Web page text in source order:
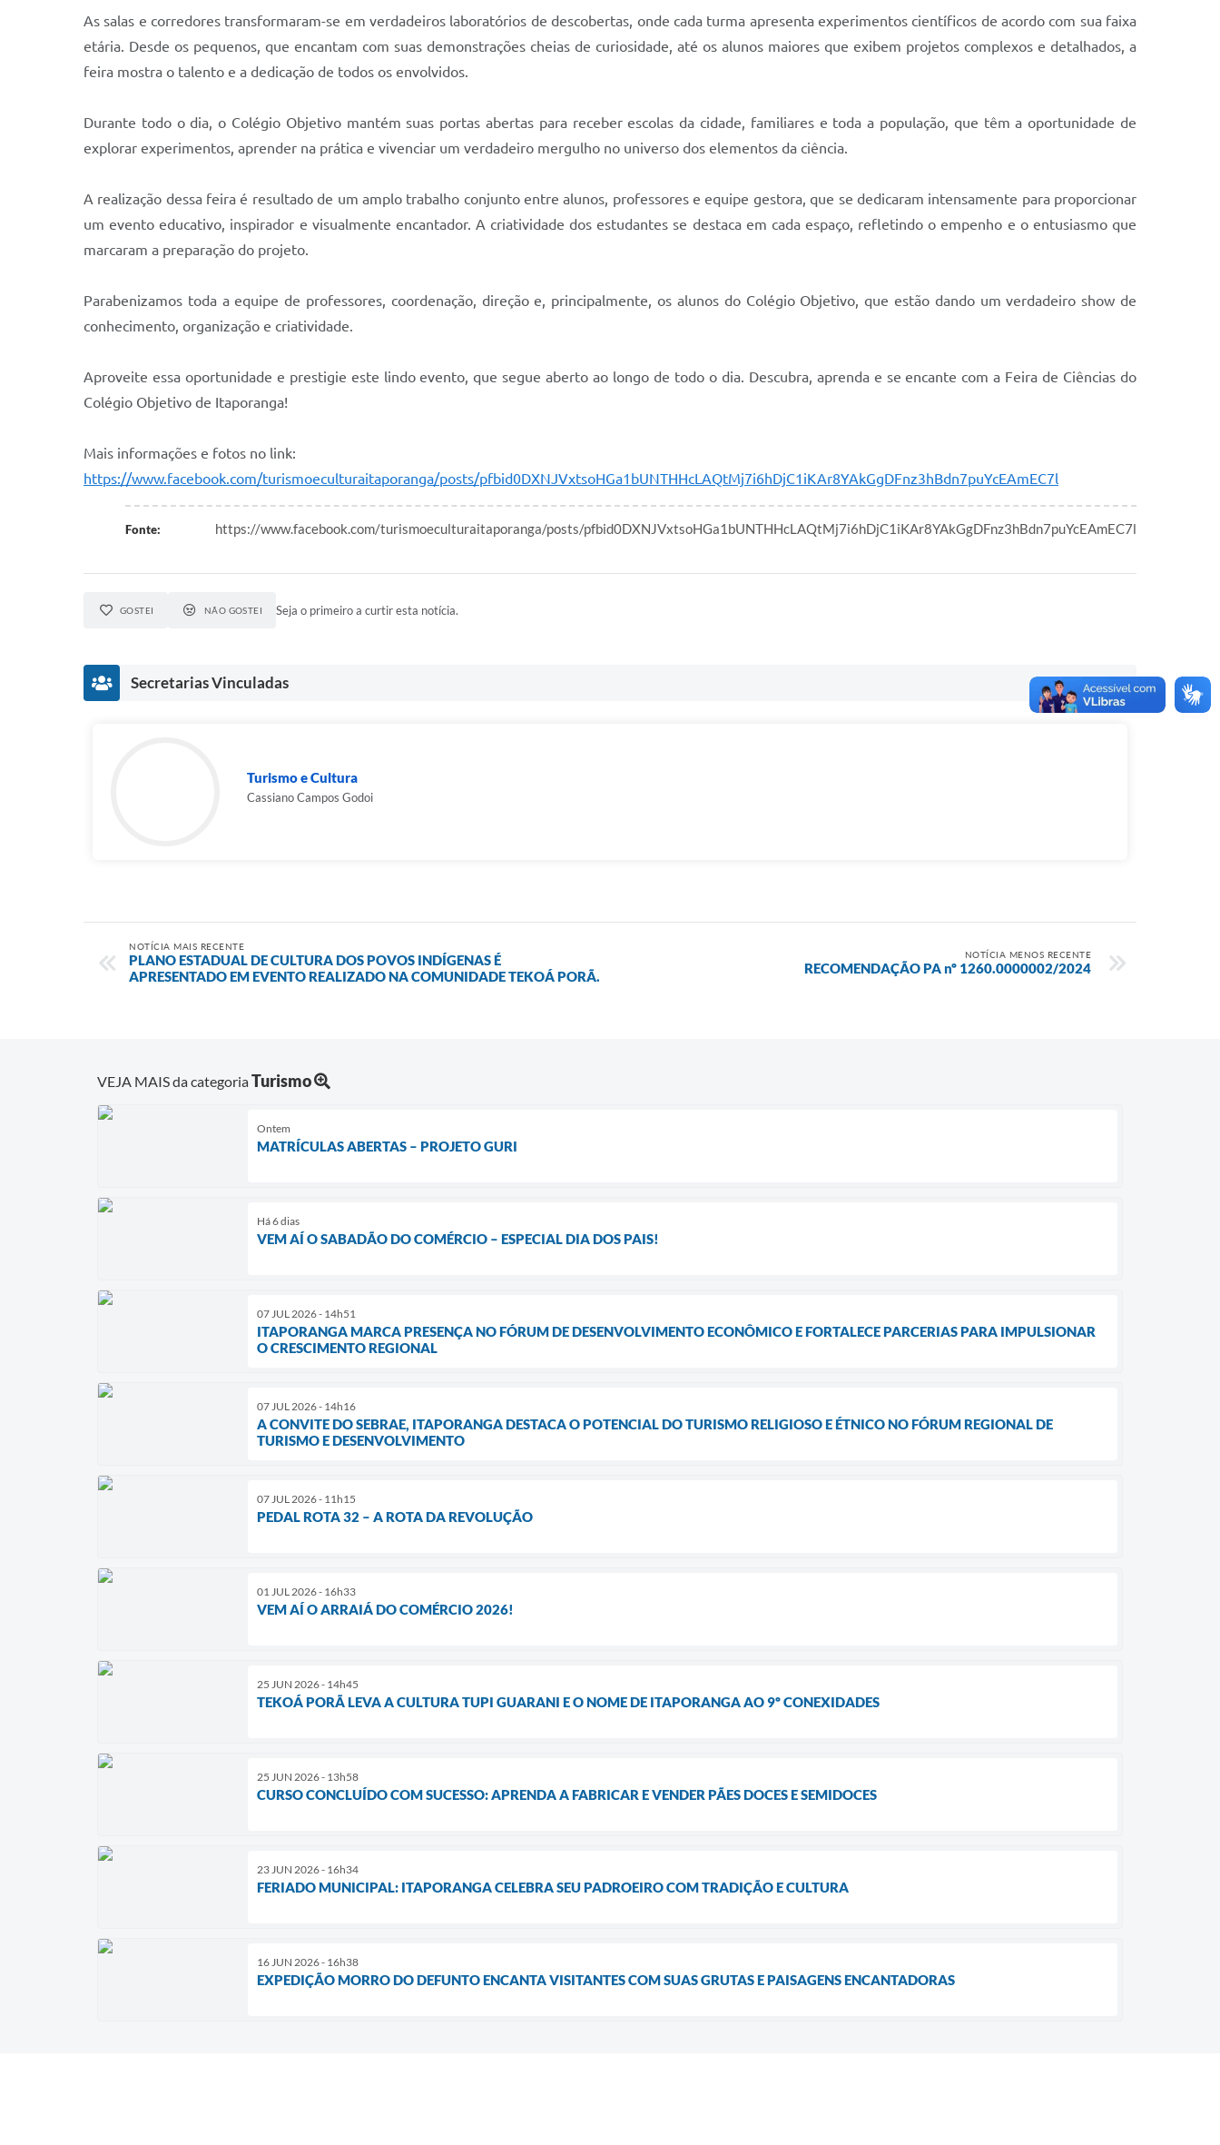
As salas e corredores transformaram-se em verdadeiros laboratórios de descobertas, onde cada turma apresenta experimentos científicos de acordo com sua faixa
etária. Desde os pequenos, que encantam com suas demonstrações cheias de curiosidade, até os alunos maiores que exibem projetos complexos e detalhados, a
feira mostra o talento e a dedicação de todos os envolvidos.
Durante todo o dia, o Colégio Objetivo mantém suas portas abertas para receber escolas da cidade, familiares e toda a população, que têm a oportunidade de
explorar experimentos, aprender na prática e vivenciar um verdadeiro mergulho no universo dos elementos da ciência.
A realização dessa feira é resultado de um amplo trabalho conjunto entre alunos, professores e equipe gestora, que se dedicaram intensamente para proporcionar
um evento educativo, inspirador e visualmente encantador. A criatividade dos estudantes se destaca em cada espaço, refletindo o empenho e o entusiasmo que
marcaram a preparação do projeto.
Parabenizamos toda a equipe de professores, coordenação, direção e, principalmente, os alunos do Colégio Objetivo, que estão dando um verdadeiro show de
conhecimento, organização e criatividade.
Aproveite essa oportunidade e prestigie este lindo evento, que segue aberto ao longo de todo o dia. Descubra, aprenda e se encante com a Feira de Ciências do
Colégio Objetivo de Itaporanga!
Mais informações e fotos no link:
https://www.facebook.com/turismoeculturaitaporanga/posts/pfbid0DXNJVxtsoHGa1bUNTHHcLAQtMj7i6hDjC1iKAr8YAkGgDFnz3hBdn7puYcEAmEC7l
Fonte: https://www.facebook.com/turismoeculturaitaporanga/posts/pfbid0DXNJVxtsoHGa1bUNTHHcLAQtMj7i6hDjC1iKAr8YAkGgDFnz3hBdn7puYcEAmEC7l
GOSTEI NÃO GOSTEI Seja o primeiro a curtir esta notícia.
Secretarias Vinculadas
Turismo e Cultura
Cassiano Campos Godoi
NOTÍCIA MAIS RECENTE
PLANO ESTADUAL DE CULTURA DOS POVOS INDÍGENAS É
APRESENTADO EM EVENTO REALIZADO NA COMUNIDADE TEKOÁ PORÃ.
NOTÍCIA MENOS RECENTE
RECOMENDAÇÃO PA nº 1260.0000002/2024
VEJA MAIS da categoriaTurismo
Ontem
MATRÍCULAS ABERTAS – PROJETO GURI
Há 6 dias
VEM AÍ O SABADÃO DO COMÉRCIO – ESPECIAL DIA DOS PAIS!
07 JUL 2026 - 14h51
ITAPORANGA MARCA PRESENÇA NO FÓRUM DE DESENVOLVIMENTO ECONÔMICO E FORTALECE PARCERIAS PARA IMPULSIONAR
O CRESCIMENTO REGIONAL
07 JUL 2026 - 14h16
A CONVITE DO SEBRAE, ITAPORANGA DESTACA O POTENCIAL DO TURISMO RELIGIOSO E ÉTNICO NO FÓRUM REGIONAL DE
TURISMO E DESENVOLVIMENTO
07 JUL 2026 - 11h15
PEDAL ROTA 32 – A ROTA DA REVOLUÇÃO
01 JUL 2026 - 16h33
VEM AÍ O ARRAIÁ DO COMÉRCIO 2026!
25 JUN 2026 - 14h45
TEKOÁ PORÃ LEVA A CULTURA TUPI GUARANI E O NOME DE ITAPORANGA AO 9º CONEXIDADES
25 JUN 2026 - 13h58
CURSO CONCLUÍDO COM SUCESSO: APRENDA A FABRICAR E VENDER PÃES DOCES E SEMIDOCES
23 JUN 2026 - 16h34
FERIADO MUNICIPAL: ITAPORANGA CELEBRA SEU PADROEIRO COM TRADIÇÃO E CULTURA
16 JUN 2026 - 16h38
EXPEDIÇÃO MORRO DO DEFUNTO ENCANTA VISITANTES COM SUAS GRUTAS E PAISAGENS ENCANTADORAS